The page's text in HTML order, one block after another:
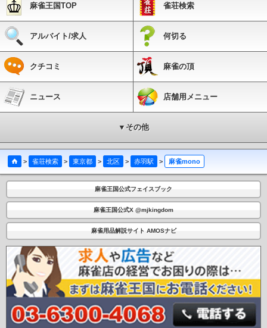
麻雀王国TOP 雀荘検索
アルバイト/求人 何切る
クチコミ 麻雀の頂
ニュース 店舗用メニュー
▼その他
> 雀荘検索 > 東京都 > 北区 > 赤羽駅 > 麻雀mono
麻雀王国公式フェイスブック
麻雀王国公式X @mjkingdom
麻雀用品解説サイト AMOSナビ